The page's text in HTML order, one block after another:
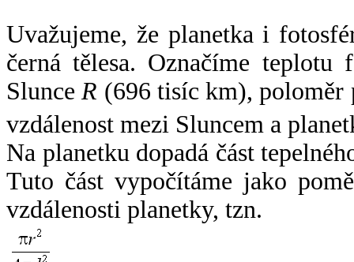
Uvažujeme, že planetka i
černá tělesa. Označíme
SlunceR (696 tisíc km),
vzdálenost mezi Sluncem a
Na planetku dopadá část
Tuto část vypočítáme jako
vzdálenosti planetky, tzn.